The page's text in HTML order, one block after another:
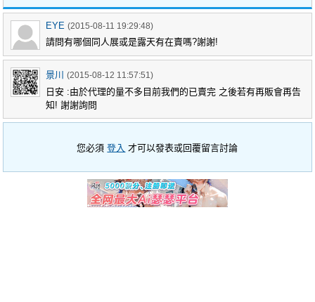
EYE (2015-08-11 19:29:48)
請問有哪個同人展或是露天有在賣嗎?謝謝!
景川 (2015-08-12 11:57:51)
日安 :由於代理的量不多目前我們的已賣完 之後若有再販會再告
知! 謝謝詢問
您必須登入 才可以發表或回覆留言討論